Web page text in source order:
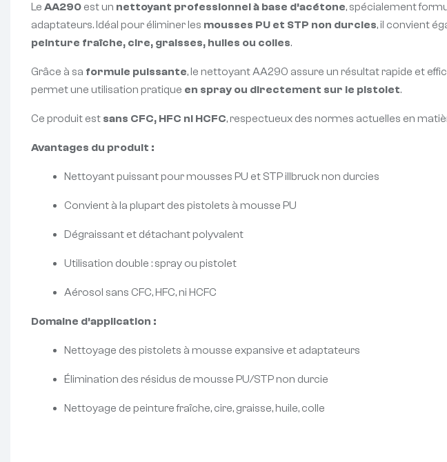
Le AA290 est un nettoyant professionnel à base d’acétone, spécialement
adaptateurs. Idéal pour éliminer les mousses PU et STP non durcies, il convient
peinture fraîche, cire, graisses, huiles ou colles.
Grâce à sa formule puissante, le nettoyant AA290 assure un résultat rapide et
permet une utilisation pratique en spray ou directement sur le pistolet.
Ce produit est sans CFC, HFC ni HCFC, respectueux des normes actuelles en
Avantages du produit :
Nettoyant puissant pour mousses PU et STP illbruck non durcies
Convient à la plupart des pistolets à mousse PU
Dégraissant et détachant polyvalent
Utilisation double : spray ou pistolet
Aérosol sans CFC, HFC, ni HCFC
Domaine d’application :
Nettoyage des pistolets à mousse expansive et adaptateurs
Élimination des résidus de mousse PU/STP non durcie
Nettoyage de peinture fraîche, cire, graisse, huile, colle